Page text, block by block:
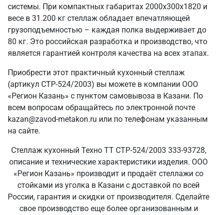
системы. При компактных габаритах 2000х300х1820 и
весе в 31.200 кг стеллаж обладает впечатляющей
грузоподъемностью – каждая полка выдерживает до
80 кг. Это российская разработка и производство, что
является гарантией контроля качества на всех этапах.
Приобрести этот практичный кухонный стеллаж
(артикул СТР-524/2003) вы можете в компании ООО
«Регион Казань» с пунктом самовывоза в Казани. По
всем вопросам обращайтесь по электронной почте
kazan@zavod-metakon.ru или по телефонам указанным
на сайте.
Стеллаж кухонный Техно ТТ СТР-524/2003 333-93728,
описание и технические характеристики изделия. ООО
«Регион Казань» производит и продаёт стеллажи со
стойками из уголка в Казани с доставкой по всей
России, гарантия и скидки от производителя. Сделайте
свое производство еще более организованным и